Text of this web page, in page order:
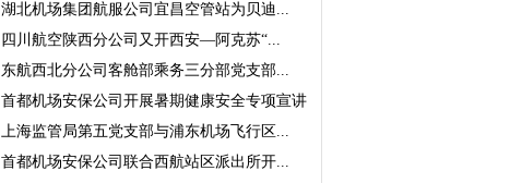
湖北机场集团航服公司宜昌空管站为贝迪...
四川航空陕西分公司又开西安—阿克苏“...
东航西北分公司客舱部乘务三分部党支部...
首都机场安保公司开展暑期健康安全专项宣讲
上海监管局第五党支部与浦东机场飞行区...
首都机场安保公司联合西航站区派出所开...